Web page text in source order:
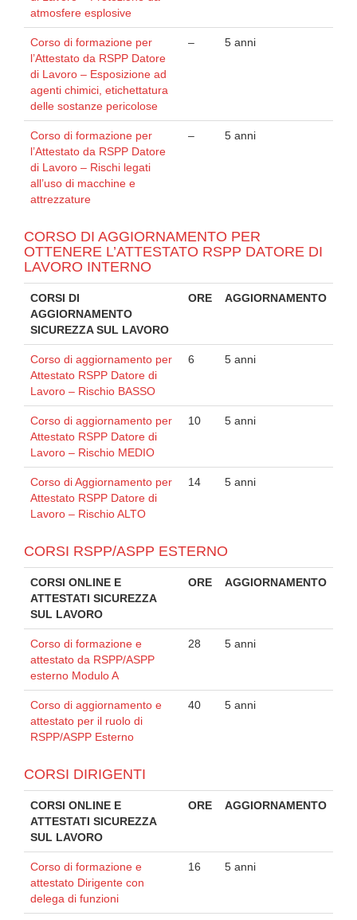
atmosfere esplosive
Corso di formazione per
l’Attestato da RSPP Datore
di Lavoro – Esposizione ad
agenti chimici, etichettatura
delle sostanze pericolose
– 5 anni
Corso di formazione per
l’Attestato da RSPP Datore
di Lavoro – Rischi legati
all’uso di macchine e
attrezzature
– 5 anni
CORSO DI AGGIORNAMENTO PER
OTTENERE L’ATTESTATO RSPP DATORE DI
LAVORO INTERNO
CORSI DI
AGGIORNAMENTO
SICUREZZA SUL LAVORO
ORE AGGIORNAMENTO
Corso di aggiornamento per
Attestato RSPP Datore di
Lavoro – Rischio BASSO
6 5 anni
Corso di aggiornamento per
Attestato RSPP Datore di
Lavoro – Rischio MEDIO
10 5 anni
Corso di Aggiornamento per
Attestato RSPP Datore di
Lavoro – Rischio ALTO
14 5 anni
CORSI RSPP/ASPP ESTERNO
CORSI ONLINE E
ATTESTATI SICUREZZA
SUL LAVORO
ORE AGGIORNAMENTO
Corso di formazione e
attestato da RSPP/ASPP
esterno Modulo A
28 5 anni
Corso di aggiornamento e
attestato per il ruolo di
RSPP/ASPP Esterno
40 5 anni
CORSI DIRIGENTI
CORSI ONLINE E
ATTESTATI SICUREZZA
SUL LAVORO
ORE AGGIORNAMENTO
Corso di formazione e
attestato Dirigente con
delega di funzioni
16 5 anni